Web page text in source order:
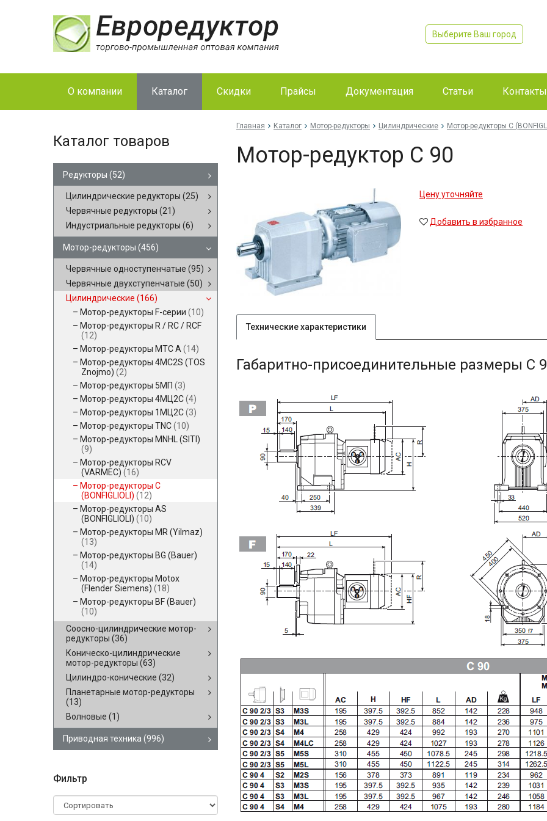
Выберите Ваш город
О компании Каталог Скидки Прайсы Документация Статьи Контакты
Каталог товаров
Редукторы (52)
Цилиндрические редукторы (25)
Червячные редукторы (21)
Индустриальные редукторы (6)
Мотор-редукторы (456)
Червячные одноступенчатые (95)
Червячные двухступенчатые (50)
Цилиндрические (166)
Мотор-редукторы F-серии (10)
Мотор-редукторы R / RC / RCF
(12)
Мотор-редукторы MTC A (14)
Мотор-редукторы 4MC2S (TOS
Znojmo) (2)
Мотор-редукторы 5МП (3)
Мотор-редукторы 4МЦ2С(4)
Мотор-редукторы 1МЦ2С(3)
Мотор-редукторы TNC(10)
Мотор-редукторы MNHL (SITI)
(9)
Мотор-редукторы RCV
(VARMEC) (16)
Мотор-редукторы C
(BONFIGLIOLI) (12)
Мотор-редукторы AS
(BONFIGLIOLI) (10)
Мотор-редукторы MR (Yilmaz)
(13)
Мотор-редукторы BG (Bauer)
(14)
Мотор-редукторы Motox
(Flender Siemens) (18)
Мотор-редукторы BF (Bauer)
(10)
Соосно-цилиндрические мотор-
редукторы (36)
Коническо-цилиндрические
мотор-редукторы (63)
Цилиндро-конические (32)
Планетарные мотор-редукторы
(13)
Волновые (1)
Приводная техника (996)
Фильтр
Главная Каталог Мотор-редукторы Цилиндрические Мотор-редукторы C
Мотор-редуктор C 90
Цену уточняйте
Добавить в избранное
Технические характеристики
Габаритно-присоединительные размеры C